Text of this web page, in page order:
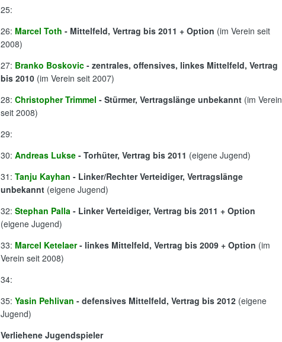
25:
26: Marcel Toth - Mittelfeld, Vertrag bis 2011 + Option (im Verein seit
2008)
27: Branko Boskovic - zentrales, offensives, linkes Mittelfeld, Vertrag
bis 2010 (im Verein seit 2007)
28: Christopher Trimmel - Stürmer, Vertragslänge unbekannt (im Verein
seit 2008)
29:
30: Andreas Lukse - Torhüter, Vertrag bis 2011 (eigene Jugend)
31: Tanju Kayhan - Linker/Rechter Verteidiger, Vertragslänge
unbekannt (eigene Jugend)
32: Stephan Palla - Linker Verteidiger, Vertrag bis 2011 + Option
(eigene Jugend)
33: Marcel Ketelaer- linkes Mittelfeld, Vertrag bis 2009 + Option (im
Verein seit 2008)
34:
35: Yasin Pehlivan - defensives Mittelfeld, Vertrag bis 2012 (eigene
Jugend)
Verliehene Jugendspieler